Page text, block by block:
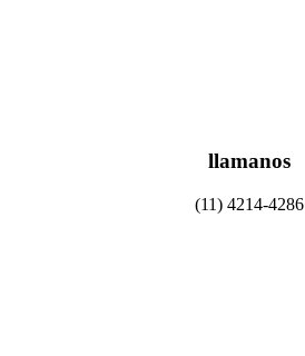
llamanos
(11) 4214-4286